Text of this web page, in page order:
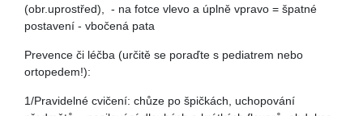
(obr.uprostřed), - na fotce vlevo a úplně vpravo = špatné
postavení - vbočená pata
Prevence či léčba (určitě se poraďte s pediatrem nebo
ortopedem!):
1/Pravidelné cvičení: chůze po špičkách, uchopování